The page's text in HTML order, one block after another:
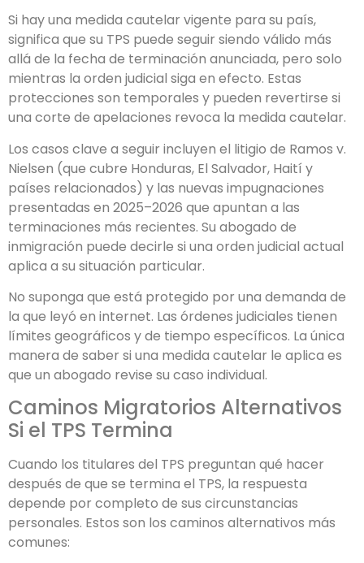
Si hay una medida cautelar vigente para su país,
significa que su TPS puede seguir siendo válido más
allá de la fecha de terminación anunciada, pero solo
mientras la orden judicial siga en efecto. Estas
protecciones son temporales y pueden revertirse si
una corte de apelaciones revoca la medida cautelar.
Los casos clave a seguir incluyen el litigio de Ramos v.
Nielsen (que cubre Honduras, El Salvador, Haití y
países relacionados) y las nuevas impugnaciones
presentadas en 2025–2026 que apuntan a las
terminaciones más recientes. Su abogado de
inmigración puede decirle si una orden judicial actual
aplica a su situación particular.
No suponga que está protegido por una demanda de
la que leyó en internet. Las órdenes judiciales tienen
límites geográficos y de tiempo específicos. La única
manera de saber si una medida cautelar le aplica es
que un abogado revise su caso individual.
Caminos Migratorios Alternativos
Si el TPS Termina
Cuando los titulares del TPS preguntan qué hacer
después de que se termina el TPS, la respuesta
depende por completo de sus circunstancias
personales. Estos son los caminos alternativos más
comunes: